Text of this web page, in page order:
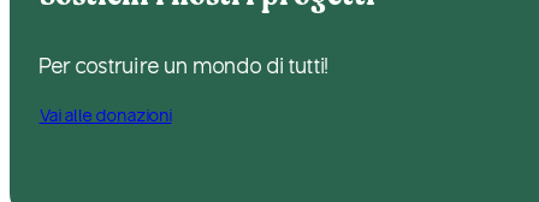
Per costruire un mondo di tutti!
Vai alle donazioni